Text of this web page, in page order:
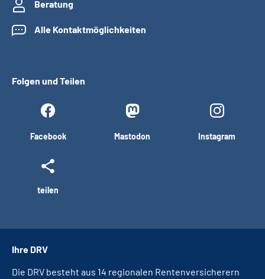
Beratung
Alle Kontaktmöglichkeiten
Folgen und Teilen
Facebook Mastodon Instagram
teilen
Ihre DRV
Die DRV besteht aus 14 regionalen Rentenversicherern